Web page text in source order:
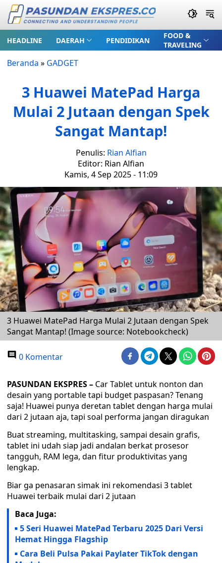
HEADLINE DAERAH PENDIDIKAN
FOOD &
TRAVELING
Beranda » GADGET
3 Huawei MatePad Harga
Mulai 2 Jutaan dengan Spek
Sangat Mantap!
Penulis: Rian Alfian
Editor: Rian Alfian
Kamis, 4 Sep 2025 - 11:09
3 Huawei MatePad Harga Mulai 2 Jutaan dengan Spek
Sangat Mantap! (Image source: Notebookcheck)
0 Komentar
PASUNDAN EKSPRES – Car Tablet untuk nonton dan
desain yang portable tapi budget paspasan? Tenang
saja! Huawei punya deretan tablet dengan harga mulai
dari 2 jutaan aja, tapi soal performa jangan diragukan
Buat streaming, multitasking, sampai desain grafis,
tablet ini udah siap jadi andalan berkat prosesor
tangguh, RAM lega, dan fitur produktivitas yang
lengkap.
Biar ga penasaran simak ini rekomendasi 3 tablet
Huawei terbaik mulai dari 2 jutaan
Baca Juga:
5 Seri Huawei MatePad Terbaru 2025 Dari Versi
Hemat Hingga Flagship
Cara Beli Pulsa Pakai Paylater TikTok dengan